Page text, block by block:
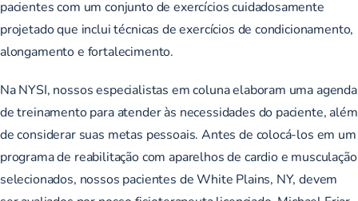
pacientes com um conjunto de exercícios cuidadosamente
projetado que inclui técnicas de exercícios de condicionamento,
alongamento e fortalecimento.
Na NYSI, nossos especialistas em coluna elaboram uma agenda
de treinamento para atender às necessidades do paciente, além
de considerar suas metas pessoais. Antes de colocá-los em um
programa de reabilitação com aparelhos de cardio e musculação
selecionados, nossos pacientes de White Plains, NY, devem